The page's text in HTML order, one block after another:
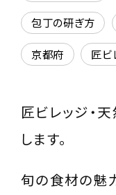
包丁の研ぎ方
京都府 匠ビ
匠ビレッジ・
します。
旬の食材の魅